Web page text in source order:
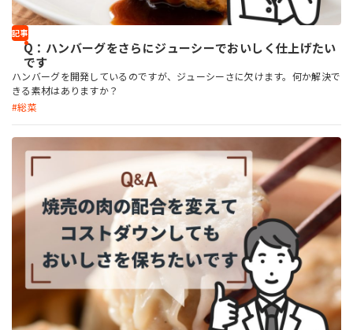
記事
Q：ハンバーグをさらにジューシーでおいしく仕上げたい
です
ハンバーグを開発しているのですが、ジューシーさに欠けます。何か解決で
きる素材はありますか？
総菜